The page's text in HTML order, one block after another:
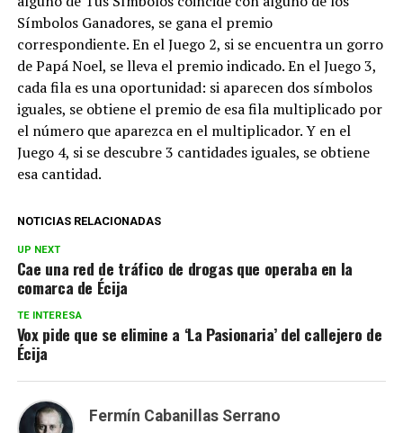
Símbolos Ganadores, se gana el premio
correspondiente. En el Juego 2, si se encuentra un gorro
de Papá Noel, se lleva el premio indicado. En el Juego 3,
cada fila es una oportunidad: si aparecen dos símbolos
iguales, se obtiene el premio de esa fila multiplicado por
el número que aparezca en el multiplicador. Y en el
Juego 4, si se descubre 3 cantidades iguales, se obtiene
esa cantidad.
NOTICIAS RELACIONADAS
UP NEXT
Cae una red de tráfico de drogas que operaba en la
comarca de Écija
TE INTERESA
Vox pide que se elimine a ‘La Pasionaria’ del callejero de
Écija
Fermín Cabanillas Serrano